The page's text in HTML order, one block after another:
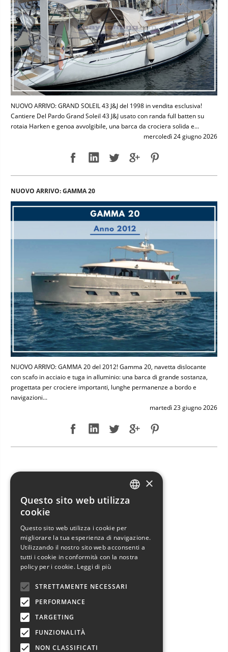
NUOVO ARRIVO: GRAND SOLEIL 43 J&J del 1998 in vendita esclusiva!
Cantiere Del Pardo Grand Soleil 43 J&J usato con randa full batten su
rotaia Harken e genoa avvolgibile, una barca da crociera solida e...
mercoledì 24 giugno 2026
NUOVO ARRIVO: GAMMA 20
NUOVO ARRIVO: GAMMA 20 del 2012! Gamma 20, navetta dislocante
con scafo in acciaio e tuga in alluminio: una barca di grande sostanza,
progettata per crociere importanti, lunghe permanenze a bordo e
navigazioni...
martedì 23 giugno 2026
NUOVO ARRIVO: JEANNEAU SUN ODYSSEY 49 DS in vendita esclusiva!
Jeanneau Sun Odyssey 49 DS usato con randa avvolgibile e genoa
FRENCH
GERMAN
×
Questo sito web utilizza
cookie
Questo sito web utilizza i cookie per
migliorare la tua esperienza di navigazione.
Utilizzando il nostro sito web acconsenti a
tutti i cookie in conformità con la nostra
policy per i cookie. Leggi di più
STRETTAMENTE NECESSARI
PERFORMANCE
TARGETING
FUNZIONALITÀ
NON CLASSIFICATI